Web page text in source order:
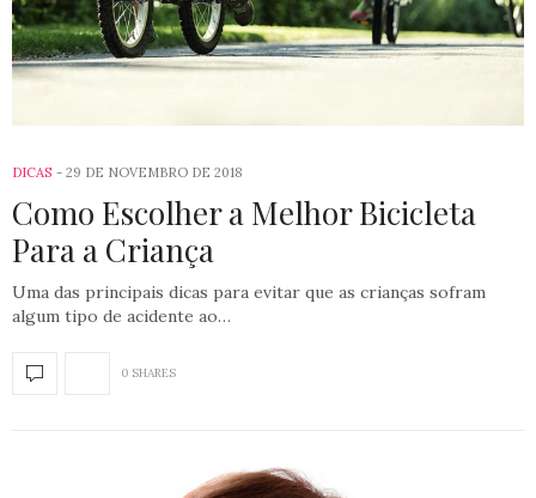
DICAS 29 DE NOVEMBRO DE 2018
Como Escolher a Melhor Bicicleta
Para a Criança
Uma das principais dicas para evitar que as crianças sofram
algum tipo de acidente ao…
0 SHARES